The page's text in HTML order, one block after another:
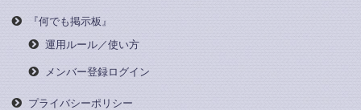
『何でも掲示板』
運用ルール／使い方
メンバー登録ログイン
プライバシーポリシー